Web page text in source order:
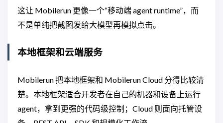
这让 Mobilerun 更像一个“移动端 agent runtime”，而
不是单纯把截图发给大模型再模拟点击。
本地框架和云端服务
Mobilerun 把本地框架和 Mobilerun Cloud 分得比较清
楚。本地框架适合开发者在自己的机器和设备上运行
agent，拿到更强的代码级控制；Cloud 则面向托管设